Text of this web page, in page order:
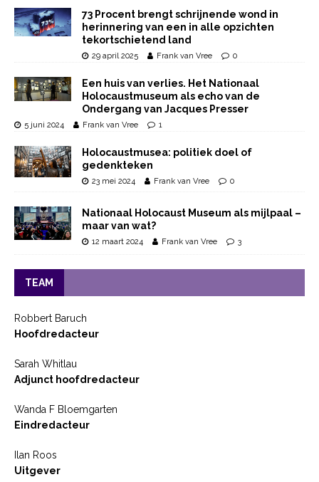
73 Procent brengt schrijnende wond in
herinnering van een in alle opzichten
tekortschietend land
29 april 2025 Frank van Vree 0
Een huis van verlies. Het Nationaal
Holocaustmuseum als echo van de
Ondergang van Jacques Presser
5 juni 2024 Frank van Vree 1
Holocaustmusea: politiek doel of
gedenkteken
23 mei 2024 Frank van Vree 0
Nationaal Holocaust Museum als mijlpaal –
maar van wat?
12 maart 2024 Frank van Vree 3
TEAM
Robbert Baruch
Hoofdredacteur
Sarah Whitlau
Adjunct hoofdredacteur
Wanda F Bloemgarten
Eindredacteur
Ilan Roos
Uitgever